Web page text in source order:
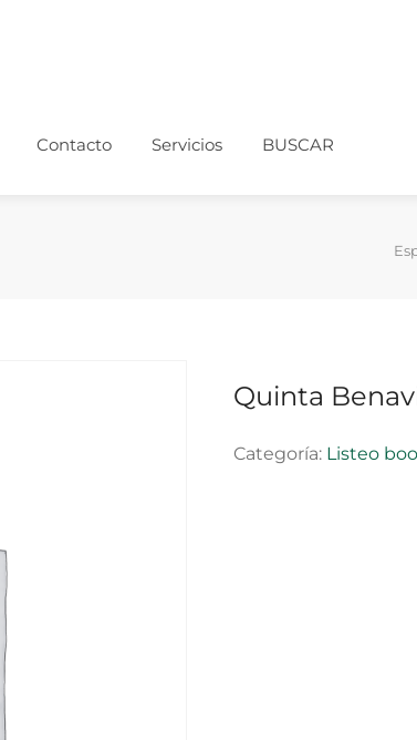
Contacto Servicios BUSCAR
Quinta
Categoría: Listeo